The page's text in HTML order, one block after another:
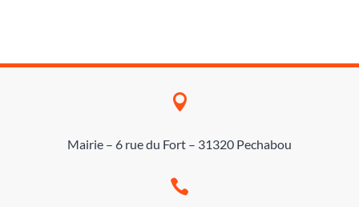

Mairie – 6 rue du Fort – 31320 Pechabou
